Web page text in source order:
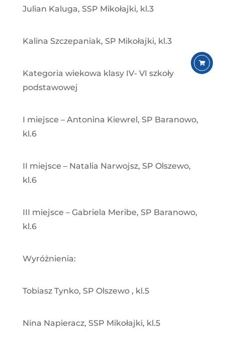
Julian Kaluga, SSP Mikołajki, kl.3
Kalina Szczepaniak, SP Mikołajki, kl.3
Kategoria wiekowa klasy IV- VI szkoły
podstawowej
I miejsce – Antonina Kiewrel, SP Baranowo,
kl.6
II miejsce – Natalia Narwojsz, SP Olszewo,
kl.6
III miejsce – Gabriela Meribe, SP Baranowo,
kl.6
Wyróżnienia:
Tobiasz Tynko, SP Olszewo , kl.5
Nina Napieracz, SSP Mikołajki, kl.5